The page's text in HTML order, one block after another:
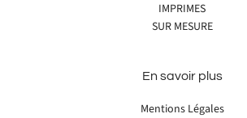
IMPRIMES
SUR MESURE
En savoir plus
Mentions Légales